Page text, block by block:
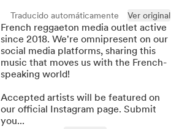
Traducido automáticamente Ver original
French reggaeton media outlet active
since 2018. We're omnipresent on our
social media platforms, sharing this
music that moves us with the French-
speaking world!
Accepted artists will be featured on
our official Instagram page. Submit
you...